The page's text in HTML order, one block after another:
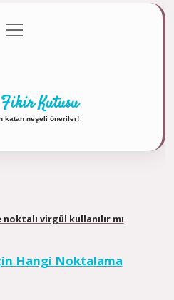
Politikası
menüyü
aç
Kutusu
katan neşeli öneriler!
virgül kullanılır mı
Hangi Noktalama